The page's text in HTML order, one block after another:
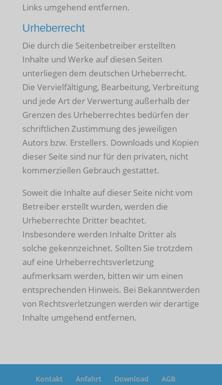
Links umgehend entfernen.
Urheberrecht
Die durch die Seitenbetreiber erstellten
Inhalte und Werke auf diesen Seiten
unterliegen dem deutschen Urheberrecht.
Die Vervielfältigung, Bearbeitung, Verbreitung
und jede Art der Verwertung außerhalb der
Grenzen des Urheberrechtes bedürfen der
schriftlichen Zustimmung des jeweiligen
Autors bzw. Erstellers. Downloads und Kopien
dieser Seite sind nur für den privaten, nicht
kommerziellen Gebrauch gestattet.
Soweit die Inhalte auf dieser Seite nicht vom
Betreiber erstellt wurden, werden die
Urheberrechte Dritter beachtet.
Insbesondere werden Inhalte Dritter als
solche gekennzeichnet. Sollten Sie trotzdem
auf eine Urheberrechtsverletzung
aufmerksam werden, bitten wir um einen
entsprechenden Hinweis. Bei Bekanntwerden
von Rechtsverletzungen werden wir derartige
Inhalte umgehend entfernen.
Kontakt Anfahrt Download AGB